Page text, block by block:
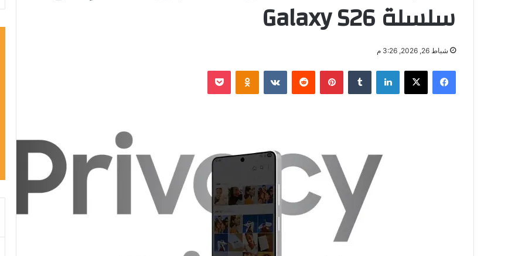
سلسلة Galaxy S26
شباط 26, 2026, 3:26 م
فيسبوك ‫X لينكدإن بينتيريست Odnoklassniki
‫Pocket